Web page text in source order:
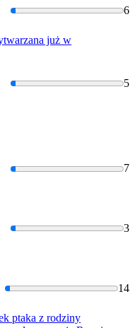
6
już w
5
7
3
14
ptaka z rodziny